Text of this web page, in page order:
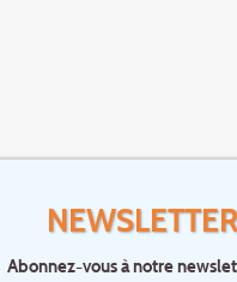
NEWSLETTER
Abonnez-vous à notre